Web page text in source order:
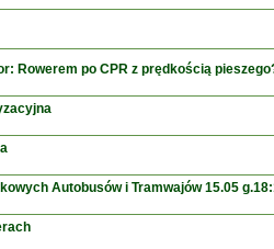
Rowerem po CPR z prędkością
Autobusów i Tramwajów 15.05